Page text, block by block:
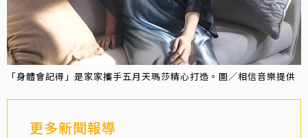
「身體會記得」是家家攜手五月天瑪莎精心打造。圖／相信音樂提供
更多新聞報導